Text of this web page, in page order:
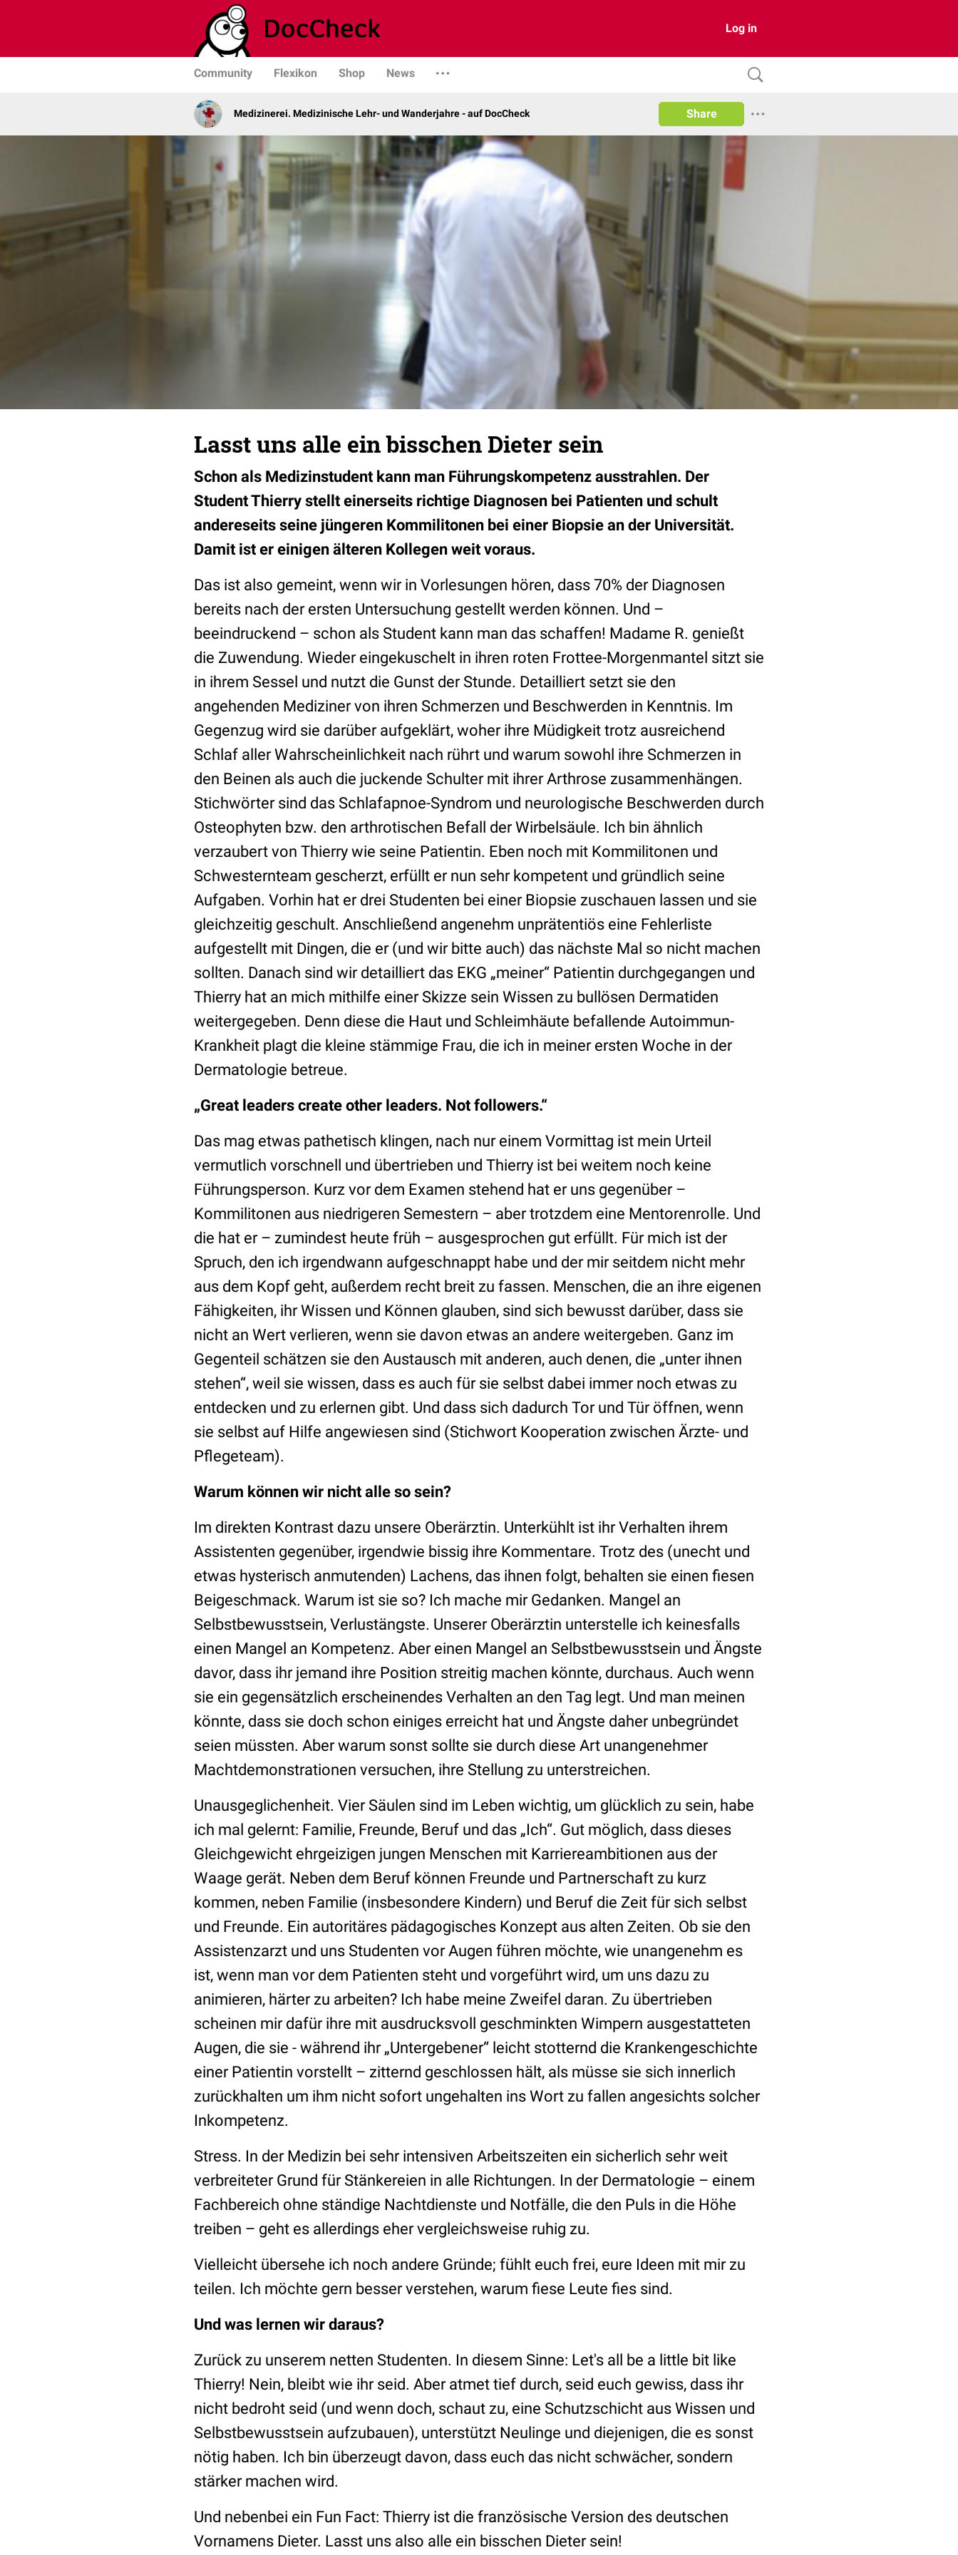
Log in
Community Flexikon Shop News
Medizinerei. Medizinische Lehr- und Wanderjahre - auf DocCheck Share
Lasst uns alle ein bisschen Dieter sein
Schon als Medizinstudent kann man Führungskompetenz ausstrahlen. Der
Student Thierry stellt einerseits richtige Diagnosen bei Patienten und schult
andereseits seine jüngeren Kommilitonen bei einer Biopsie an der Universität.
Damit ist er einigen älteren Kollegen weit voraus.
Das ist also gemeint, wenn wir in Vorlesungen hören, dass 70% der Diagnosen
bereits nach der ersten Untersuchung gestellt werden können. Und –
beeindruckend – schon als Student kann man das schaffen! Madame R. genießt
die Zuwendung. Wieder eingekuschelt in ihren roten Frottee-Morgenmantel sitzt sie
in ihrem Sessel und nutzt die Gunst der Stunde. Detailliert setzt sie den
angehenden Mediziner von ihren Schmerzen und Beschwerden in Kenntnis. Im
Gegenzug wird sie darüber aufgeklärt, woher ihre Müdigkeit trotz ausreichend
Schlaf aller Wahrscheinlichkeit nach rührt und warum sowohl ihre Schmerzen in
den Beinen als auch die juckende Schulter mit ihrer Arthrose zusammenhängen.
Stichwörter sind das Schlafapnoe-Syndrom und neurologische Beschwerden durch
Osteophyten bzw. den arthrotischen Befall der Wirbelsäule. Ich bin ähnlich
verzaubert von Thierry wie seine Patientin. Eben noch mit Kommilitonen und
Schwesternteam gescherzt, erfüllt er nun sehr kompetent und gründlich seine
Aufgaben. Vorhin hat er drei Studenten bei einer Biopsie zuschauen lassen und sie
gleichzeitig geschult. Anschließend angenehm unprätentiös eine Fehlerliste
aufgestellt mit Dingen, die er (und wir bitte auch) das nächste Mal so nicht machen
sollten. Danach sind wir detailliert das EKG „meiner“ Patientin durchgegangen und
Thierry hat an mich mithilfe einer Skizze sein Wissen zu bullösen Dermatiden
weitergegeben. Denn diese die Haut und Schleimhäute befallende Autoimmun-
Krankheit plagt die kleine stämmige Frau, die ich in meiner ersten Woche in der
Dermatologie betreue.
„Great leaders create other leaders. Not followers.“
Das mag etwas pathetisch klingen, nach nur einem Vormittag ist mein Urteil
vermutlich vorschnell und übertrieben und Thierry ist bei weitem noch keine
Führungsperson. Kurz vor dem Examen stehend hat er uns gegenüber –
Kommilitonen aus niedrigeren Semestern – aber trotzdem eine Mentorenrolle. Und
die hat er – zumindest heute früh – ausgesprochen gut erfüllt. Für mich ist der
Spruch, den ich irgendwann aufgeschnappt habe und der mir seitdem nicht mehr
aus dem Kopf geht, außerdem recht breit zu fassen. Menschen, die an ihre eigenen
Fähigkeiten, ihr Wissen und Können glauben, sind sich bewusst darüber, dass sie
nicht an Wert verlieren, wenn sie davon etwas an andere weitergeben. Ganz im
Gegenteil schätzen sie den Austausch mit anderen, auch denen, die „unter ihnen
stehen“, weil sie wissen, dass es auch für sie selbst dabei immer noch etwas zu
entdecken und zu erlernen gibt. Und dass sich dadurch Tor und Tür öffnen, wenn
sie selbst auf Hilfe angewiesen sind (Stichwort Kooperation zwischen Ärzte- und
Pflegeteam).
Warum können wir nicht alle so sein?
Im direkten Kontrast dazu unsere Oberärztin. Unterkühlt ist ihr Verhalten ihrem
Assistenten gegenüber, irgendwie bissig ihre Kommentare. Trotz des (unecht und
etwas hysterisch anmutenden) Lachens, das ihnen folgt, behalten sie einen fiesen
Beigeschmack. Warum ist sie so? Ich mache mir Gedanken. Mangel an
Selbstbewusstsein, Verlustängste. Unserer Oberärztin unterstelle ich keinesfalls
einen Mangel an Kompetenz. Aber einen Mangel an Selbstbewusstsein und Ängste
davor, dass ihr jemand ihre Position streitig machen könnte, durchaus. Auch wenn
sie ein gegensätzlich erscheinendes Verhalten an den Tag legt. Und man meinen
könnte, dass sie doch schon einiges erreicht hat und Ängste daher unbegründet
seien müssten. Aber warum sonst sollte sie durch diese Art unangenehmer
Machtdemonstrationen versuchen, ihre Stellung zu unterstreichen.
Unausgeglichenheit. Vier Säulen sind im Leben wichtig, um glücklich zu sein, habe
ich mal gelernt: Familie, Freunde, Beruf und das „Ich“. Gut möglich, dass dieses
Gleichgewicht ehrgeizigen jungen Menschen mit Karriereambitionen aus der
Waage gerät. Neben dem Beruf können Freunde und Partnerschaft zu kurz
kommen, neben Familie (insbesondere Kindern) und Beruf die Zeit für sich selbst
und Freunde. Ein autoritäres pädagogisches Konzept aus alten Zeiten. Ob sie den
Assistenzarzt und uns Studenten vor Augen führen möchte, wie unangenehm es
ist, wenn man vor dem Patienten steht und vorgeführt wird, um uns dazu zu
animieren, härter zu arbeiten? Ich habe meine Zweifel daran. Zu übertrieben
scheinen mir dafür ihre mit ausdrucksvoll geschminkten Wimpern ausgestatteten
Augen, die sie - während ihr „Untergebener“ leicht stotternd die Krankengeschichte
einer Patientin vorstellt – zitternd geschlossen hält, als müsse sie sich innerlich
zurückhalten um ihm nicht sofort ungehalten ins Wort zu fallen angesichts solcher
Inkompetenz.
Stress. In der Medizin bei sehr intensiven Arbeitszeiten ein sicherlich sehr weit
verbreiteter Grund für Stänkereien in alle Richtungen. In der Dermatologie – einem
Fachbereich ohne ständige Nachtdienste und Notfälle, die den Puls in die Höhe
treiben – geht es allerdings eher vergleichsweise ruhig zu.
Vielleicht übersehe ich noch andere Gründe; fühlt euch frei, eure Ideen mit mir zu
teilen. Ich möchte gern besser verstehen, warum fiese Leute fies sind.
Und was lernen wir daraus?
Zurück zu unserem netten Studenten. In diesem Sinne: Let's all be a little bit like
Thierry! Nein, bleibt wie ihr seid. Aber atmet tief durch, seid euch gewiss, dass ihr
nicht bedroht seid (und wenn doch, schaut zu, eine Schutzschicht aus Wissen und
Selbstbewusstsein aufzubauen), unterstützt Neulinge und diejenigen, die es sonst
nötig haben. Ich bin überzeugt davon, dass euch das nicht schwächer, sondern
stärker machen wird.
Und nebenbei ein Fun Fact: Thierry ist die französische Version des deutschen
Vornamens Dieter. Lasst uns also alle ein bisschen Dieter sein!